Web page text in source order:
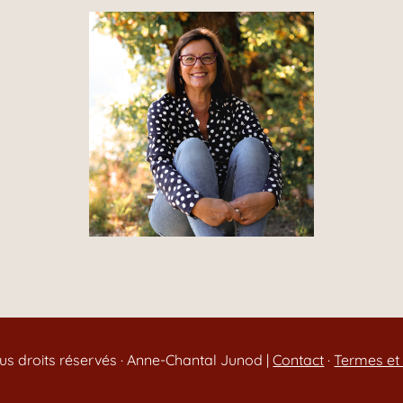
droits réservés · Anne-Chantal Junod |Contact ·Termes